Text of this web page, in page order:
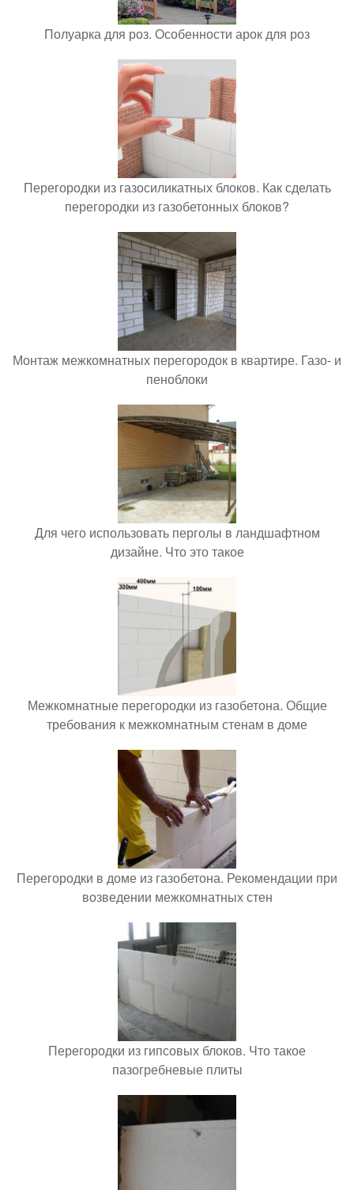
Полуарка для роз. Особенности арок для роз
Перегородки из газосиликатных блоков. Как сделать
перегородки из газобетонных блоков?
Монтаж межкомнатных перегородок в квартире. Газо- и
пеноблоки
Для чего использовать перголы в ландшафтном
дизайне. Что это такое
Межкомнатные перегородки из газобетона. Общие
требования к межкомнатным стенам в доме
Перегородки в доме из газобетона. Рекомендации при
возведении межкомнатных стен
Перегородки из гипсовых блоков. Что такое
пазогребневые плиты